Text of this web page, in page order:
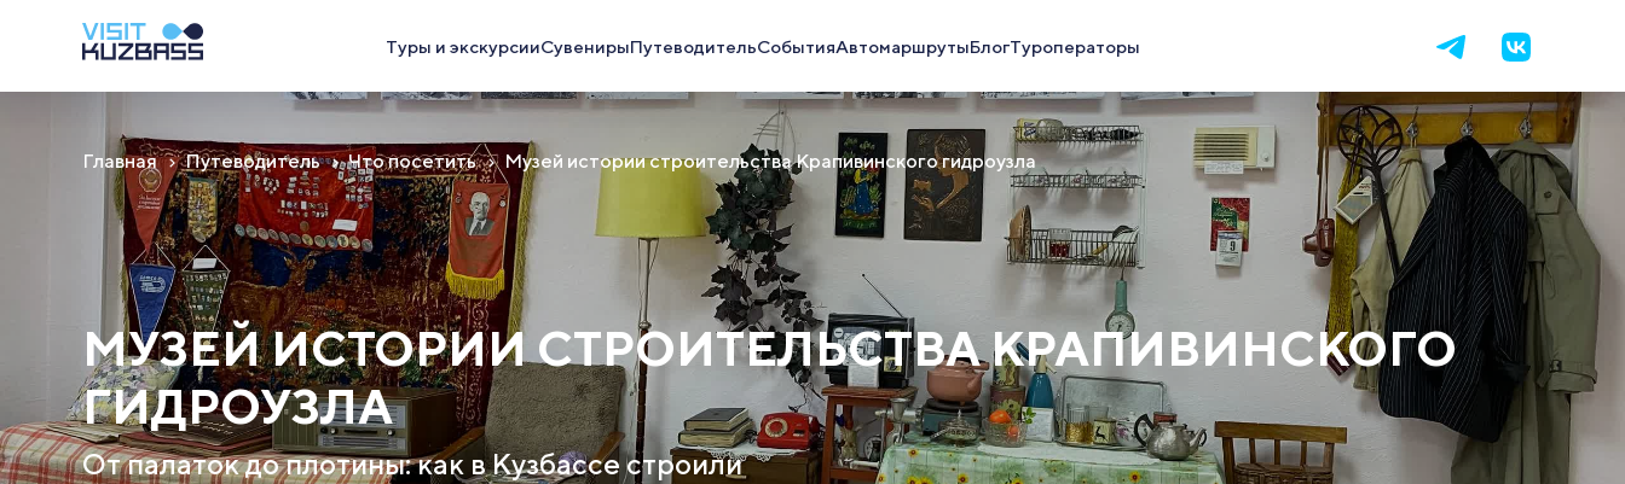
Туры и экскурсииСувенирыПутеводительСобытияАвтомаршрутыБлогТуроператоры
Главная Путеводитель Что посетить Музей истории строительства Крапивинского гидроузла
МУЗЕЙ ИСТОРИИ СТРОИТЕЛЬСТВА КРАПИВИНСКОГО
ГИДРОУЗЛА
От палаток до плотины: как в Кузбассе строили